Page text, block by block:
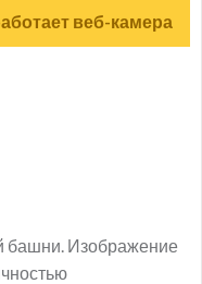
веб-камера
башни. Изображение